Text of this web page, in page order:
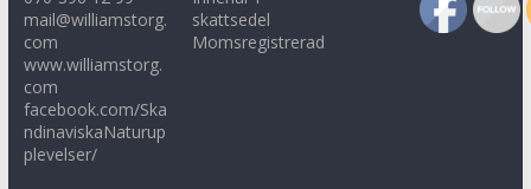
mail@williamstorg.
com
www.williamstorg.
com
facebook.com/Ska
ndinaviskaNaturup
plevelser/
skattsedel
Momsregistrerad